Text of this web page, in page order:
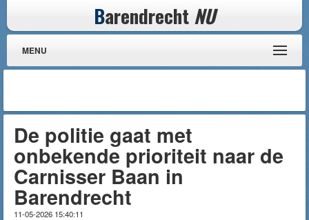
Barendrecht NU
MENU
De politie gaat met
onbekende prioriteit naar de
Carnisser Baan in
Barendrecht
11-05-2026 15:40:11